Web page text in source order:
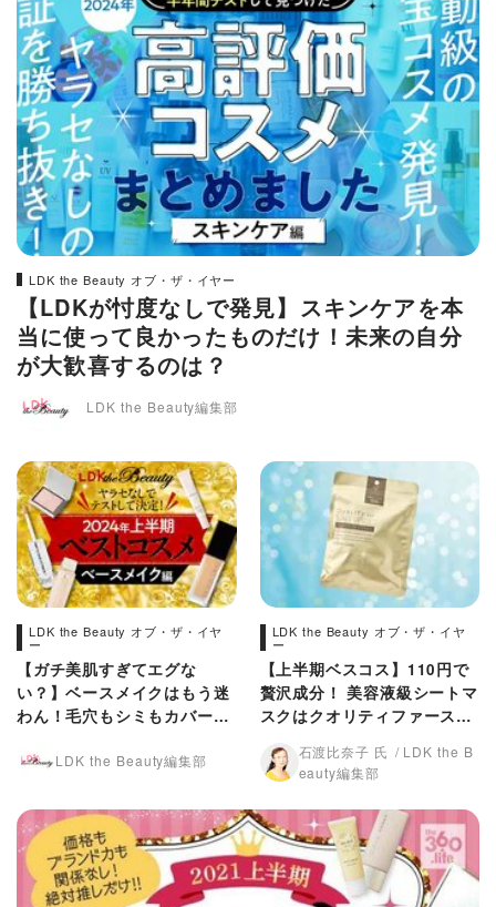
LDK the Beauty オブ・ザ・イヤー
【LDKが忖度なしで発見】スキンケアを本
当に使って良かったものだけ！未来の自分
が大歓喜するのは？
LDK the Beauty編集部
LDK the Beauty オブ・ザ・イヤ
ー
【ガチ美肌すぎてエグな
い？】ベースメイクはもう迷
わん！毛穴もシミもカバー
4】
LDK the Beauty編集部
LDK the Beauty オブ・ザ・イヤ
ー
【上半期ベスコス】110円で
贅沢成分！ 美容液級シートマ
スクはクオリティファースト
【2022年】
石渡比奈子 氏
LDK the B
eauty編集部